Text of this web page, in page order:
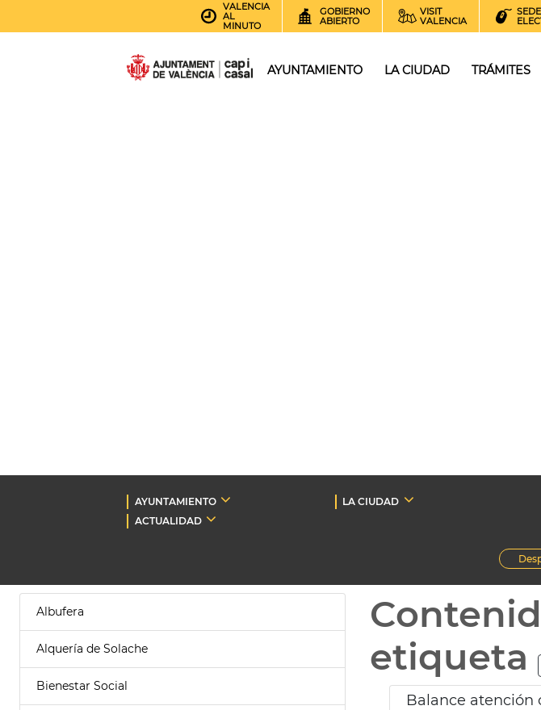
VALENCIA
AL
MINUTO
GOBIERNO
ABIERTO
VISIT
VALENCIA
SEDE
AYUNTAMIENTO LA CIUDAD TRÁMITES
AYUNTAMIENTO LA CIUDAD
ACTUALIDAD
Albufera
Alquería de Solache
Bienestar Social
etiqueta
Balance atención